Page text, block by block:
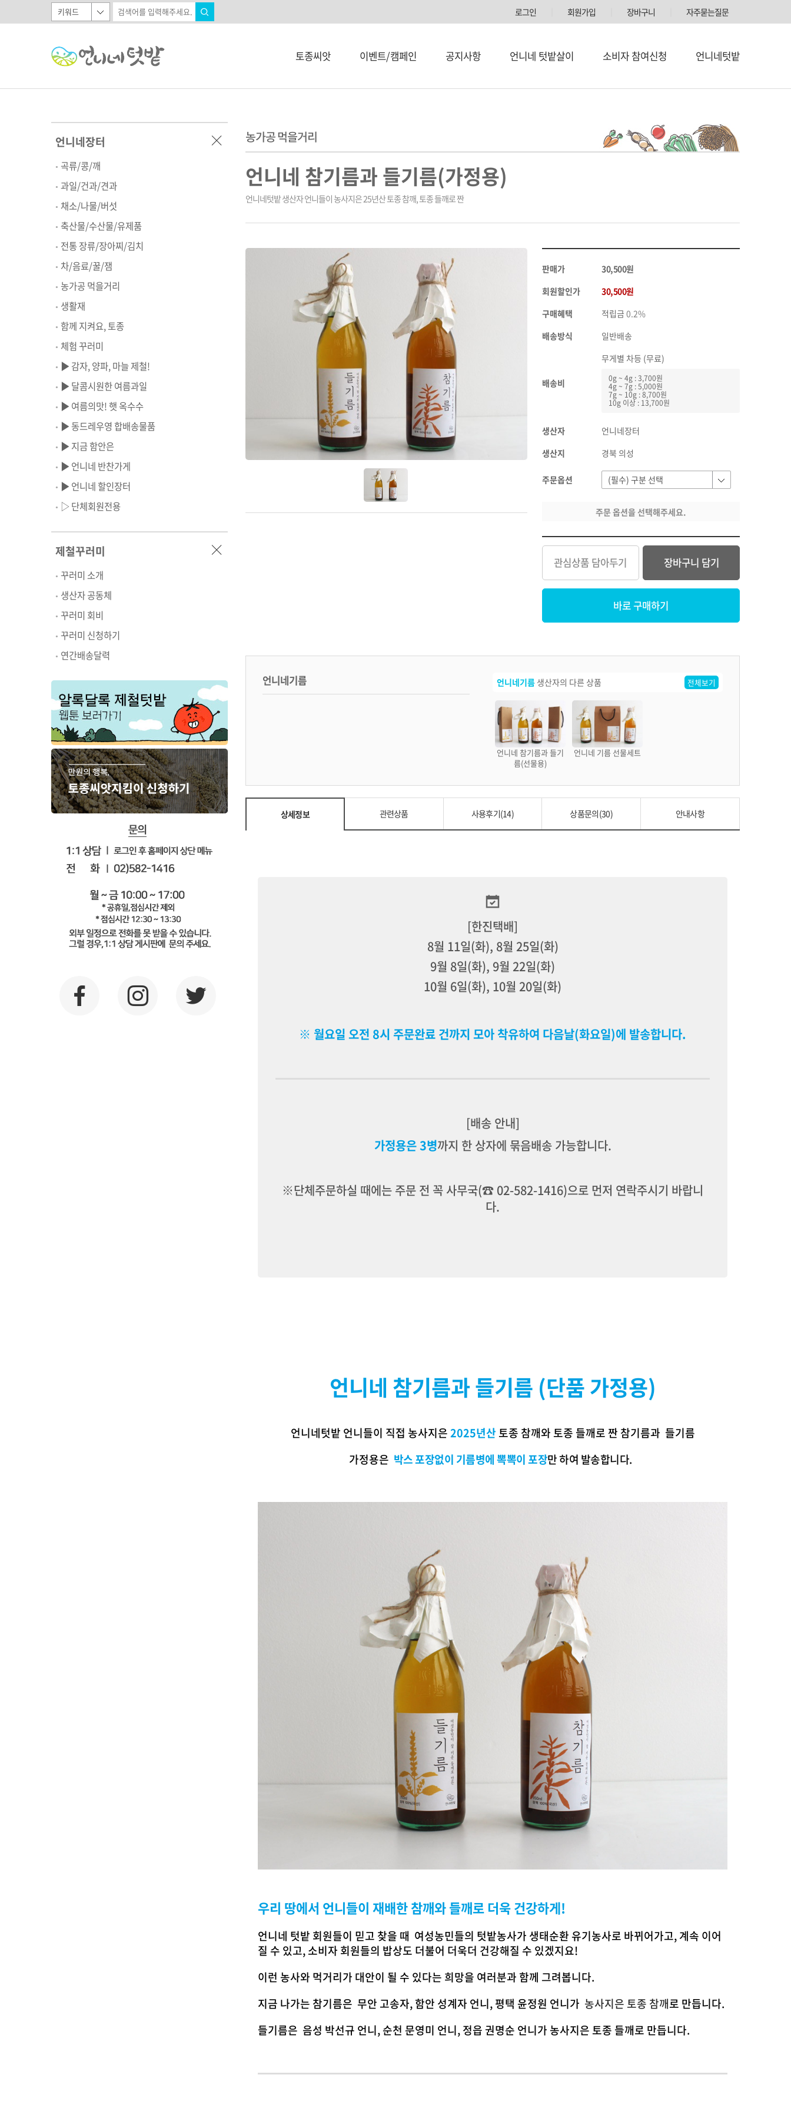
로그인 회원가입 장바구니 자주묻는질문
토종씨앗 이벤트/캠페인 공지사항 언니네 텃밭살이 소비자 참여신청 언니네텃밭
언니네장터
곡류/콩/깨
과일/건과/견과
채소/나물/버섯
축산물/수산물/유제품
전통 장류/장아찌/김치
차/음료/꿀/잼
농가공 먹을거리
생활재
함께 지켜요, 토종
체험 꾸러미
▶ 감자, 양파, 마늘 제철!
▶ 달콤시원한 여름과일
▶ 여름의맛! 햇 옥수수
▶ 동드레우영 합배송물품
▶ 지금 함안은
▶ 언니네 반찬가게
▶ 언니네 할인장터
▷ 단체회원전용
제철꾸러미
꾸러미 소개
생산자 공동체
꾸러미 회비
꾸러미 신청하기
연간배송달력
농가공 먹을거리
언니네 참기름과 들기름(가정용)
언니네텃밭 생산자 언니들이 농사지은 25년산 토종 참깨, 토종 들깨로 짠
판매가
30,500원
회원할인가
30,500원
구매혜택
적립금 0.2%
배송방식
일반배송
배송비
무게별 차등 (무료)
0g ~ 4g : 3,700원
4g ~ 7g : 5,000원
7g ~ 10g : 8,700원
10g 이상 : 13,700원
생산자
언니네장터
생산지
경북 의성
주문옵션
주문 옵션을 선택해주세요.
관심상품 담아두기 장바구니 담기
바로 구매하기
언니네기름 언니네기름 생산자의 다른 상품 전체보기
언니네 참기름과 들기
름(선물용)
언니네 기름 선물세트
상세정보 관련상품 사용후기(14) 상품문의(30) 안내사항
[한진택배]
8월 11일(화), 8월 25일(화)
9월 8일(화), 9월 22일(화)
10월 6일(화), 10월 20일(화)
※ 월요일 오전 8시 주문완료 건까지 모아 착유하여 다음날(화요일)에 발송합니다.
[배송 안내]
가정용은 3병까지 한 상자에 묶음배송 가능합니다.
※단체주문하실 때에는 주문 전 꼭 사무국(☎ 02-582-1416)으로 먼저 연락주시기 바랍니
다.
언니네 참기름과 들기름 (단품 가정용)
언니네텃밭 언니들이 직접 농사지은2025년산 토종 참깨와 토종 들깨로 짠 참기름과 들기름
가정용은 박스포장없이 기름병에 뽁뽁이 포장만 하여 발송합니다.
우리 땅에서 언니들이 재배한 참깨와 들깨로 더욱 건강하게!
언니네 텃밭 회원들이 믿고 찾을 때 여성농민들의 텃밭농사가 생태순환 유기농사로 바뀌어가고, 계속 이어
질 수 있고, 소비자 회원들의 밥상도 더불어 더욱더 건강해질 수 있겠지요!
이런 농사와 먹거리가 대안이 될 수 있다는 희망을 여러분과 함께 그려봅니다.
지금 나가는 참기름은 무안 고송자, 함안 성계자 언니, 평택 윤정원 언니가 농사지은 토종 참깨로 만듭니다.
들기름은 음성 박선규 언니, 순천 문영미 언니, 정읍 권명순 언니가 농사지은 토종 들깨로 만듭니다.